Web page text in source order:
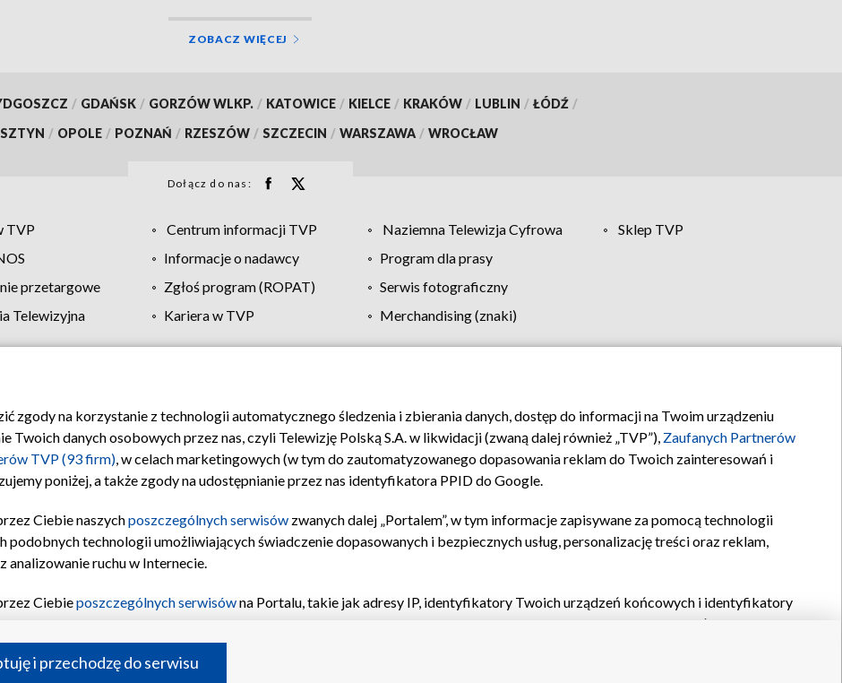
ZOBACZ WIĘCEJ
/ GDAŃSK / GORZÓW WLKP. / KATOWICE / KIELCE / KRAKÓW / LUBLIN / ŁÓDŹ /
/ OPOLE / POZNAŃ / RZESZÓW / SZCZECIN / WARSZAWA / WROCŁAW
Dołącz do nas:
TVP Centrum informacji TVP Naziemna Telewizja Cyfrowa
Sklep TVP
Informacje o nadawcy
Program dla prasy
przetargowe Zgłoś program (ROPAT)
Serwis fotograficzny
Telewizyjna Kariera w TVP
Merchandising (znaki)
Polityka prywatności Moje zgody Pomoc Biuro reklamy Kontakt
zgody na korzystanie z technologii automatycznego śledzenia i zbierania danych, dostęp do informacji na Twoim urządzeniu
danych osobowych przez nas, czyli Telewizję Polską S.A. w likwidacji (zwaną dalej również „TVP”), Zaufanych Partnerów
TVP (93 firm), w celach marketingowych (w tym do zautomatyzowanego dopasowania reklam do Twoich zainteresowań i
poniżej, a także zgody na udostępnianie przez nas identyfikatora PPID do Google.
Ciebie naszychposzczególnych serwisów zwanych dalej „Portalem”, w tym informacje zapisywane za pomocą technologii
technologii umożliwiających świadczenie dopasowanych i bezpiecznych usług, personalizację treści oraz reklam,
analizowanie ruchu w Internecie.
Ciebieposzczególnych serwisówna Portalu, takie jak adresy IP, identyfikatory Twoich urządzeń końcowych i identyfikatory
oraz pozostałych
przechowywania informacji na urządzeniu lub dostęp do nich, wyboru podstawowych reklam, wyboru spersonalizowanych
profilu spersonalizowanych treści, wyboru spersonalizowanych treści, pomiaru wydajności reklam, pomiaru wydajności
i przechodzę do serwisu